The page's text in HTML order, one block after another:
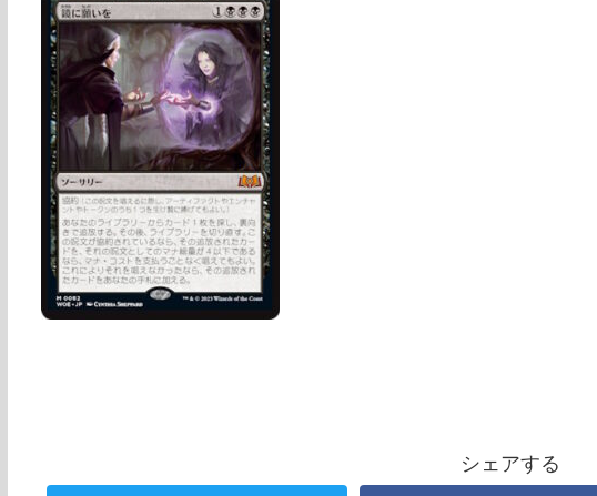
シェアする